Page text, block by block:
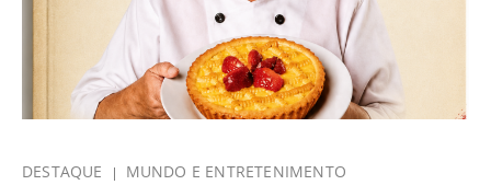
DESTAQUE MUNDO E ENTRETENIMENTO